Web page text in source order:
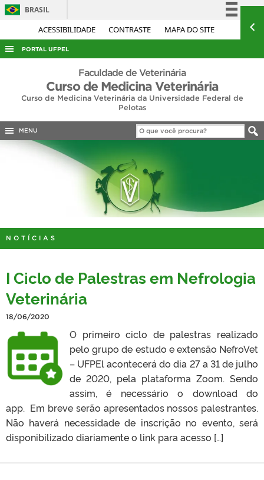
ACESSIBILIDADE CONTRASTE MAPA DO SITE
BRASIL
Simplifique!
Acesso à informação
Legislação
PORTAL UFPEL
ACESSO À INFORMAÇÃO
AUDITORIA
CONCURSOS
TELEFONES
Faculdade de Veterinária
Curso de Medicina Veterinária
Curso de Medicina Veterinária da Universidade Federal de
Pelotas
MENU
NOTÍCIAS
I Ciclo de Palestras em Nefrologia
Veterinária
18/06/2020
O primeiro ciclo de palestras realizado
pelo grupo de estudo e extensão NefroVet
– UFPEl acontecerá do dia 27 a 31 de julho
de 2020, pela plataforma Zoom. Sendo
assim, é necessário o download do
app. Em breve serão apresentados nossos palestrantes.
Não haverá necessidade de inscrição no evento, será
disponibilizado diariamente o link para acesso […]